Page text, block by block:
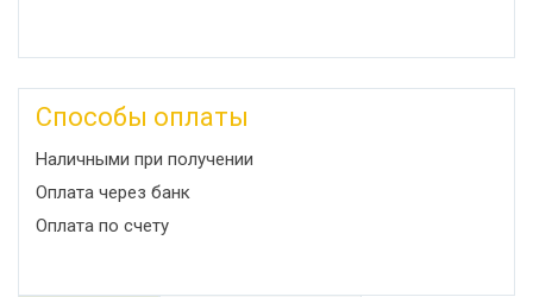
Способы оплаты
Наличными при получении
Оплата через банк
Оплата по счету